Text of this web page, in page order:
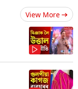
View More